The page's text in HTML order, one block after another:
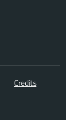
Credits